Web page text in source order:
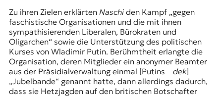
Zu ihren Zielen erklärten Naschiden Kampf „gegen
faschistische Organisationen und die mit ihnen
sympathisierenden Liberalen, Bürokraten und
Oligarchen“ sowie die Unterstützung des politischen
Kurses von Wladimir Putin. Berühmtheit erlangte die
Organisation, deren Mitglieder ein anonymer Beamter
aus der Präsidialverwaltung einmal [Putins – dek]
„Jubelbande“ genannt hatte, dann allerdings dadurch,
dass sie Hetzjagden auf den britischen Botschafter